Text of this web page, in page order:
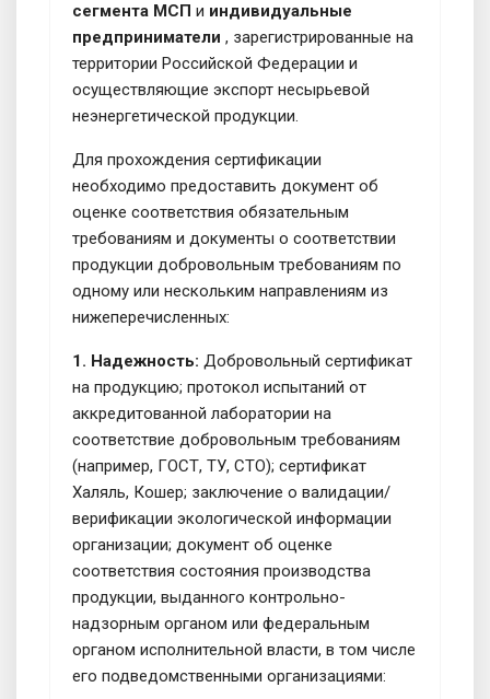
сегмента МСП и индивидуальные
предприниматели , зарегистрированные на
территории Российской Федерации и
осуществляющие экспорт несырьевой
неэнергетической продукции.
Для прохождения сертификации
необходимо предоставить документ об
оценке соответствия обязательным
требованиям и документы о соответствии
продукции добровольным требованиям по
одному или нескольким направлениям из
нижеперечисленных:
1. Надежность: Добровольный сертификат
на продукцию; протокол испытаний от
аккредитованной лаборатории на
соответствие добровольным требованиям
(например, ГОСТ, ТУ, СТО); сертификат
Халяль, Кошер; заключение о валидации/
верификации экологической информации
организации; документ об оценке
соответствия состояния производства
продукции, выданного контрольно-
надзорным органом или федеральным
органом исполнительной власти, в том числе
его подведомственными организациями: